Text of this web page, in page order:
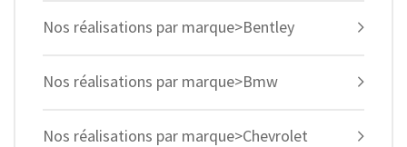
Nos réalisations par marque>Bentley
Nos réalisations par marque>Bmw
Nos réalisations par marque>Chevrolet